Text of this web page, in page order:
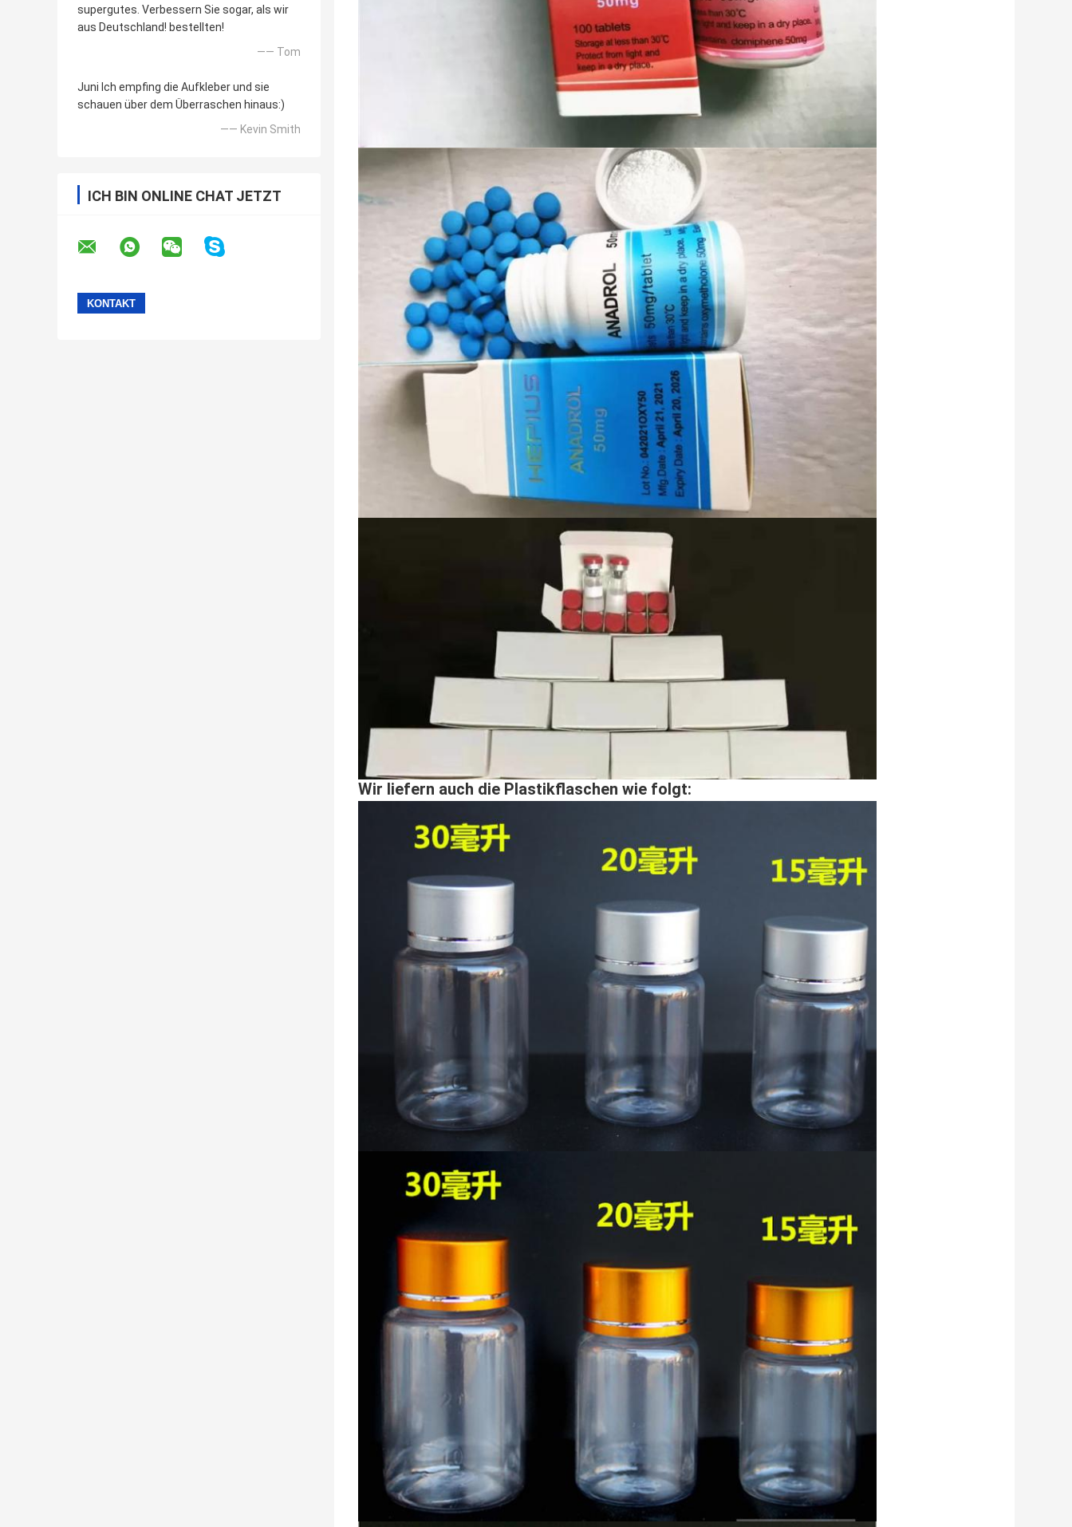
supergutes. Verbessern Sie sogar, als wir
aus Deutschland! bestellten!
—— Tom
Juni Ich empfing die Aufkleber und sie
schauen über dem Überraschen hinaus:)
—— Kevin Smith
ICH BIN ONLINE CHAT JETZT
Wir liefern auch die Plastikflaschen wie folgt: